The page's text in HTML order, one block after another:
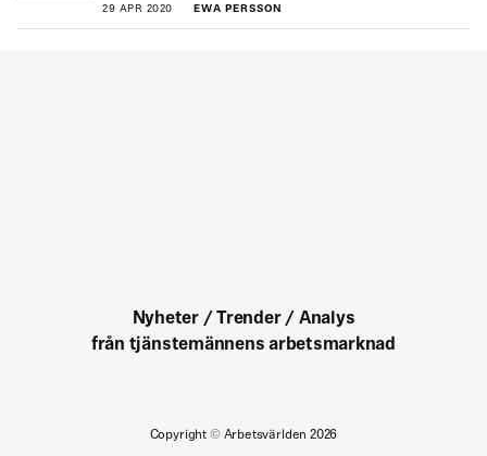
29 APR 2020 EWA PERSSON
Nyheter / Trender / Analys
från tjänstemännens arbetsmarknad
Copyright ©Arbetsvärlden 2026